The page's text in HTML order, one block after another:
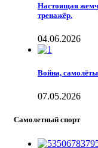
Настоящая
тренажёр.
04.06.2026
Война,
07.05.2026
Самолетный спорт